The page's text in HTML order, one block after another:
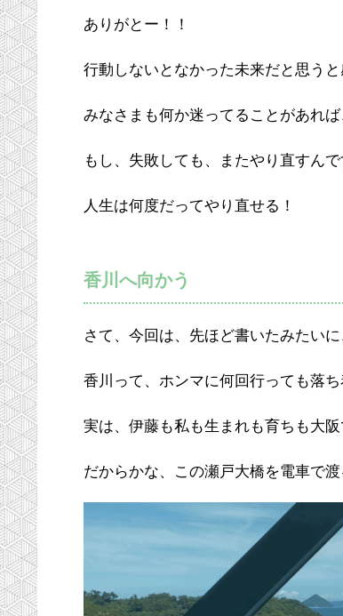
ありがとー！！
行動しないとなかった未来だと思うと
みなさまも何か迷ってることがあれ
もし、失敗しても、またやり直すんで
人生は何度だってやり直せる！
香川へ向かう
さて、今回は、先ほど書いたみたい
香川って、ホンマに何回行っても落
実は、伊藤も私も生まれも育ちも大
だからかな、この瀬戸大橋を電車で